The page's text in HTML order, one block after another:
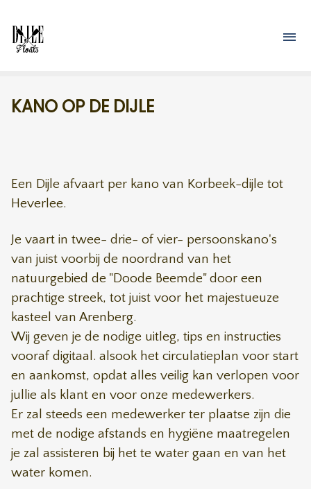
KANO OP DE DIJLE
Een Dijle afvaart per kano van Korbeek-dijle tot
Heverlee.
Je vaart in twee- drie- of vier- persoonskano's
van juist voorbij de noordrand van het
natuurgebied de "Doode Beemde" door een
prachtige streek, tot juist voor het majestueuze
kasteel van Arenberg.
Wij geven je de nodige uitleg, tips en instructies
vooraf digitaal. alsook het circulatieplan voor start
en aankomst, opdat alles veilig kan verlopen voor
jullie als klant en voor onze medewerkers.
Er zal steeds een medewerker ter plaatse zijn die
met de nodige afstands en hygiëne maatregelen
je zal assisteren bij het te water gaan en van het
water komen.